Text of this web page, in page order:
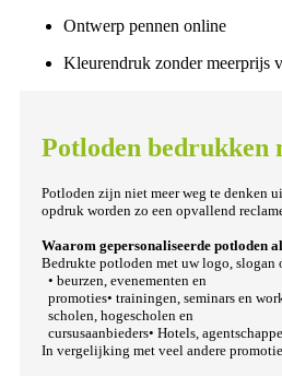
Ontwerp pennen online
Kleurendruk zonder meerprijs
Potloden bedrukken
Potloden zijn niet meer weg te denken
opdruk worden zo een opvallend
Waarom gepersonaliseerde potloden
Bedrukte potloden met uw logo, slogan
• beurzen, evenementen en
promoties• trainingen, seminars en
scholen, hogescholen en
cursusaanbieders• Hotels,
In vergelijking met veel andere